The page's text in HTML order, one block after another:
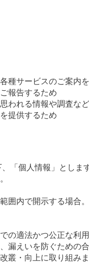
種サービスのご案内
報告するため
われる情報や調査な
提供するため
「個人情報」としま
内で開示する場合。
適法かつ公正な利用
えいを防ぐための
・向上に取り組みま